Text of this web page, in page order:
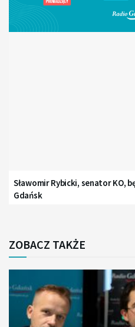
Sławomir Rybicki, senator KO,
Gdańsk
ZOBACZ TAKŻE